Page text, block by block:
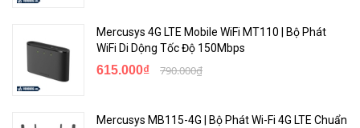
mạng di động. Với tốc độ kết nối 4G nhanh chóng, khả năng phủ
sóng rộng, tính năng thông minh và độ bền cao, nó đáp ứng đầy đủ
các yêu cầu của khách hàng khó tính như bạn. Hãy trải nghiệm sự
thuận tiện và đáng tin cậy của Tenda 4G03 ngay hôm nay và truy
cập Internet một cách mượt mà và không giới hạn.
Mercusys 4G LTE Mobile WiFi MT110 | Bộ Phát
WiFi Di Dộng Tốc Độ 150Mbps
615.000₫ 790.000₫
Mercusys MB115-4G | Bộ Phát Wi-Fi 4G LTE Chuẩn